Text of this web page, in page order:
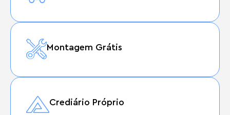
Montagem Grátis
Crediário Próprio